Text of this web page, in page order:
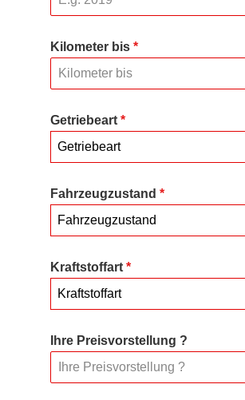
Kilometer bis *
Getriebeart *
Getriebeart
Fahrzeugzustand *
Fahrzeugzustand
Kraftstoffart *
Kraftstoffart
Ihre Preisvorstellung ?